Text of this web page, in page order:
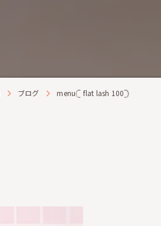
ブログ menu𓊆 flat lash 100𓊇